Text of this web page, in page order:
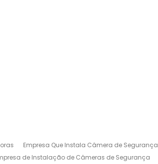
Empresa Que Instala Câmera de Segurança
de Instalação de Câmeras de Segurança